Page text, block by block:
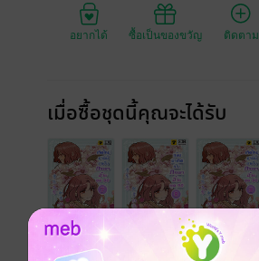
อยากได้ ซื้อเป็นของขวัญ ติดตาม
เมื่อซื้อชุดนี้คุณจะได้รับ